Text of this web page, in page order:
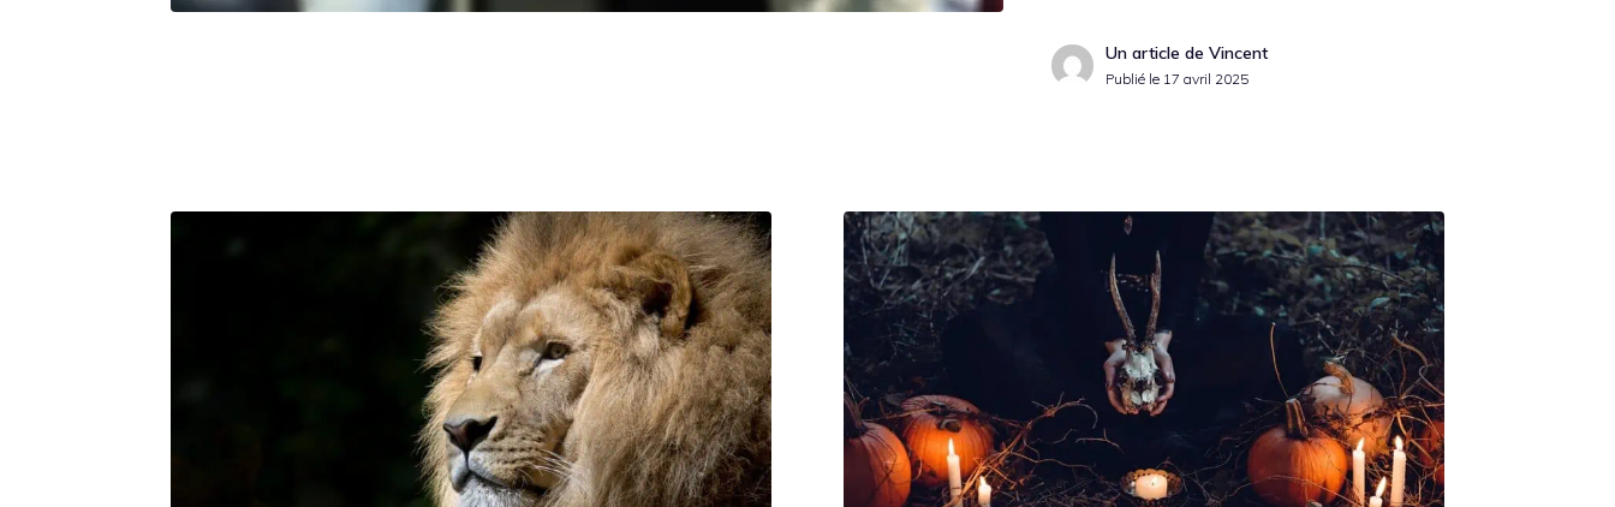
Un article de Vincent
Publié le 17 avril 2025